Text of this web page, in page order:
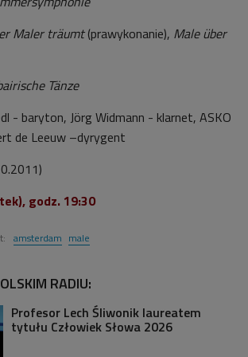
Maler träumt(prawykonanie), Male über
Tänze
- baryton, Jörg Widmann - klarnet, ASKO
de Leeuw –dyrygent
29.10.2011)
godz. 19:30
amsterdam male
RADIU:
Profesor Lech Śliwonik laureatem
tytułu Człowiek Słowa 2026